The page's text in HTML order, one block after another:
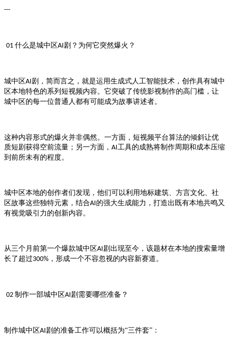
---
01 什么是城中区AI 剧？为何它突然爆火？
城中区AI 剧，简而言之，就是运用生成式人工智能技术，创作具有城中
区本地特色的系列短视频内容。它突破了传统影视制作的高门槛，让
城中区 的每一位普通人都有可能成为故事讲述者。
这种内容形式的爆火并非偶然。一方面，短视频平台算法的倾斜让优
质短剧获得空前流量；另一方面， AI 工具的成熟将制作周期和成本压缩
到前所未有的程度。
城中区本地的创作者们发现，他们可以利用地标建筑、方言文化、社
区故事这些独特元素，结合AI 的强大生成能力，打造出既有本地共鸣又
有视觉吸引力的创新内容。
从三个月前第一个爆款城中区AI 剧出现至今，该题材在本地的搜索量增
长了超过300% ，形成一个不容忽视的内容新赛道。
02 制作一部城中区AI 剧需要哪些准备？
制作城中区AI 剧的准备工作可以概括为“三件套”：